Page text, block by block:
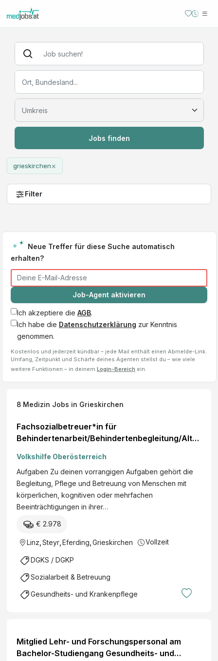
Jobs finden
grieskirchen×
Filter
Neue Treffer für diese Suche automatisch
erhalten?
Job-Agent aktivieren
Ich akzeptiere die AGB.
Ich habe die Datenschutzerklärung zur Kenntnis
genommen.
Kostenlos und jederzeit kündbar – jede Mail enthält einen Abmelde-Link.
Umfang, Zeitpunkt und Schärfe deines Agenten stellst du – wie viele
weitere Funktionen – in deinem Login-Bereich ein.
8 Medizin Jobs in Grieskirchen
Fachsozialbetreuer​*​in für
Behindertenarbeit/Behindertenbegleitung/Alte
Volkshilfe Oberösterreich
Aufgaben Zu deinen vorrangigen Aufgaben gehört die
Begleitung, Pflege und Betreuung von Menschen mit
körperlichen, kognitiven oder mehrfachen
Beeinträchtigungen in ihrer…
€ 2.978
Linz Steyr Eferding Grieskirchen Vollzeit
DGKS / DGKP
Sozialarbeit & Betreuung
Gesundheits- und Krankenpflege
Mitglied Lehr- und Forschungspersonal am
Bachelor-Studiengang Gesundheits- und